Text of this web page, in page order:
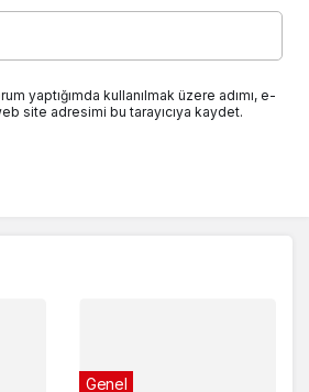
yaptığımda kullanılmak üzere adımı, e-
site adresimi bu tarayıcıya kaydet.
Genel